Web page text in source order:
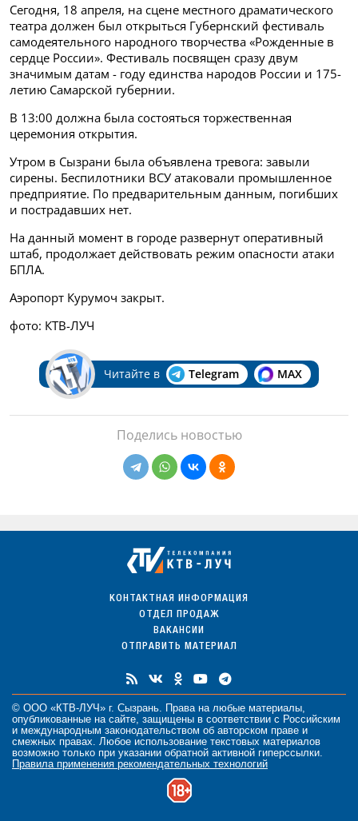
Сегодня, 18 апреля, на сцене местного драматического
театра должен был открыться Губернский фестиваль
самодеятельного народного творчества «Рожденные в
сердце России». Фестиваль посвящен сразу двум
значимым датам - году единства народов России и 175-
летию Самарской губернии.
В 13:00 должна была состояться торжественная
церемония открытия.
Утром в Сызрани была объявлена тревога: завыли
сирены. Беспилотники ВСУ атаковали промышленное
предприятие. По предварительным данным, погибших
и пострадавших нет.
На данный момент в городе развернут оперативный
штаб, продолжает действовать режим опасности атаки
БПЛА.
Аэропорт Курумоч закрыт.
фото: КТВ-ЛУЧ
Читайте в Telegram MAX
Поделись новостью
КОНТАКТНАЯ ИНФОРМАЦИЯ
ОТДЕЛ ПРОДАЖ
ВАКАНСИИ
ОТПРАВИТЬ МАТЕРИАЛ
© ООО «КТВ-ЛУЧ» г. Сызрань. Права на любые материалы
опубликованные на сайте, защищены в соответствии с Российским
и международным законодательством об авторском праве и
смежных правах. Любое использование текстовых материалов
возможно только при указании обратной активной гиперссылки.
Правила применения рекомендательных технологий